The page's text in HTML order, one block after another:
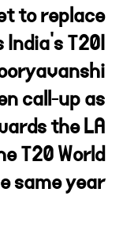
to replace
T20I
call-up as
the LA
T20 World
same year